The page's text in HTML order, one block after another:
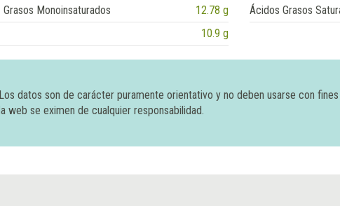
Monoinsaturados
12.78 g Ácidos Grasos
10.9 g
Los datos son de carácter puramente orientativo y no deben usarse con
web se eximen de cualquier responsabilidad.